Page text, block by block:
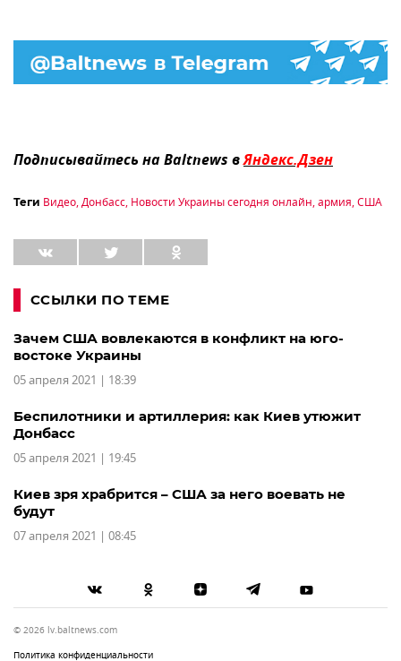
Подписывайтесь на Baltnews вЯндекс.Дзен
Теги Видео,Донбасс, Новости Украины сегодня онлайн,армия,США
ССЫЛКИ ПО ТЕМЕ
Зачем США вовлекаются в конфликт на юго-
востоке Украины
05 апреля 2021 | 18:39
Беспилотники и артиллерия: как Киев утюжит
Донбасс
05 апреля 2021 | 19:45
Киев зря храбрится – США за него воевать не
будут
07 апреля 2021 | 08:45
© 2026 lv.baltnews.com
Политика конфиденциальности